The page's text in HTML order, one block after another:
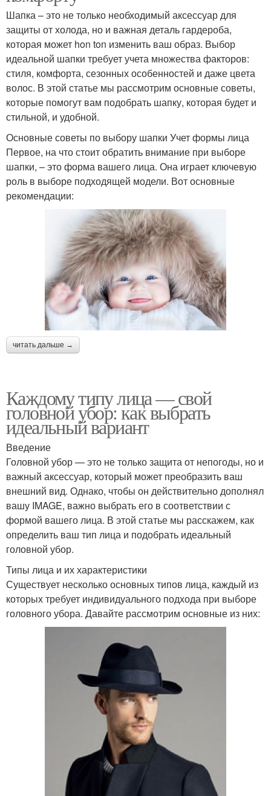
Шапка – это не только необходимый аксессуар для
защиты от холода, но и важная деталь гардероба,
которая может hon ton изменить ваш образ. Выбор
идеальной шапки требует учета множества факторов:
стиля, комфорта, сезонных особенностей и даже цвета
волос. В этой статье мы рассмотрим основные советы,
которые помогут вам подобрать шапку, которая будет и
стильной, и удобной.
Основные советы по выбору шапки Учет формы лица
Первое, на что стоит обратить внимание при выборе
шапки, – это форма вашего лица. Она играет ключевую
роль в выборе подходящей модели. Вот основные
рекомендации:
читать дальше →
Каждому типу лица — свой
головной убор: как выбрать
идеальный вариант
Введение
Головной убор — это не только защита от непогоды, но и
важный аксессуар, который может преобразить ваш
внешний вид. Однако, чтобы он действительно дополнял
вашу IMAGE, важно выбрать его в соответствии с
формой вашего лица. В этой статье мы расскажем, как
определить ваш тип лица и подобрать идеальный
головной убор.
Типы лица и их характеристики
Существует несколько основных типов лица, каждый из
которых требует индивидуального подхода при выборе
головного убора. Давайте рассмотрим основные из них: